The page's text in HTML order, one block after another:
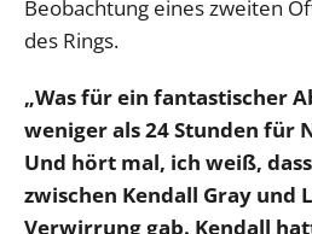
Beobachtung eines zweiten
des Rings.
„Was für ein fantastischer
weniger als 24 Stunden für
Und hört mal, ich weiß,
zwischen Kendall Gray und
Verwirrung gab. Kendall